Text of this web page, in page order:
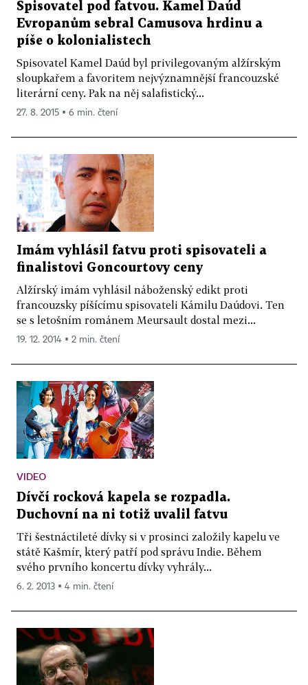
Spisovatel pod fatvou. Kamel Daúd
Evropanům sebral Camusova hrdinu a
píše o kolonialistech
Spisovatel Kamel Daúd byl privilegovaným alžírským
sloupkařem a favoritem nejvýznamnější francouzské
literární ceny. Pak na něj salafistický...
27. 8. 2015 ▪ 6 min. čtení
Imám vyhlásil fatvu proti spisovateli a
finalistovi Goncourtovy ceny
Alžírský imám vyhlásil náboženský edikt proti
francouzsky píšícímu spisovateli Kámilu Daúdovi. Ten
se s letošním románem Meursault dostal mezi...
19. 12. 2014 ▪ 2 min. čtení
VIDEO
Dívčí rocková kapela se rozpadla.
Duchovní na ni totiž uvalil fatvu
Tři šestnáctileté dívky si v prosinci založily kapelu ve
státě Kašmír, který patří pod správu Indie. Během
svého prvního koncertu dívky vyhrály...
6. 2. 2013 ▪ 4 min. čtení